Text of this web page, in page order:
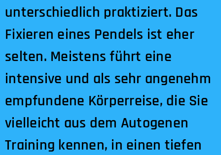
unterschiedlich praktiziert. Das
Fixieren eines Pendels ist eher
selten. Meistens führt eine
intensive und als sehr angenehm
empfundene Körperreise, die Sie
vielleicht aus dem Autogenen
Training kennen, in einen tiefen